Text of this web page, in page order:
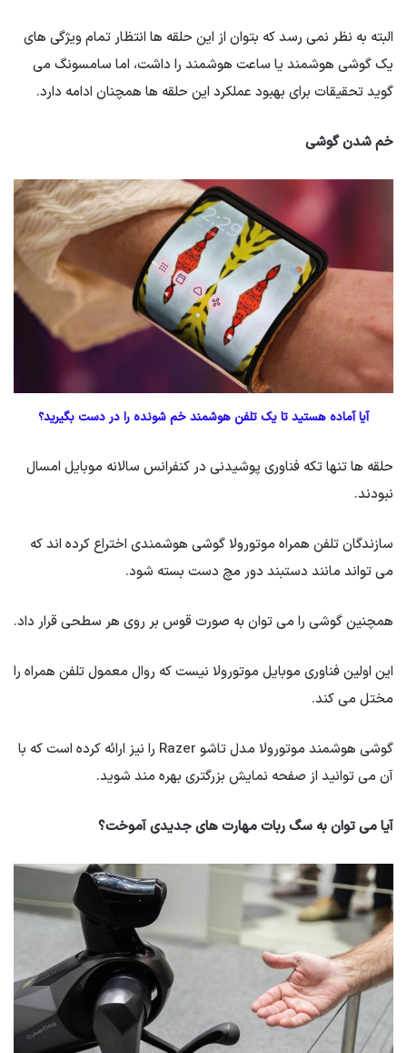
البته به نظر نمی رسد که بتوان از این حلقه ها انتظار تمام ویژگی های
یک گوشی هوشمند یا ساعت هوشمند را داشت، اما سامسونگ می
گوید تحقیقات برای بهبود عملکرد این حلقه ها همچنان ادامه دارد.
خم شدن گوشی
آیا آماده هستید تا یک تلفن هوشمند خم شونده را در دست بگیرید؟
حلقه ها تنها تکه فناوری پوشیدنی در کنفرانس سالانه موبایل امسال
نبودند.
سازندگان تلفن همراه موتورولا گوشی هوشمندی اختراع کرده اند که
می تواند مانند دستبند دور مچ دست بسته شود.
همچنین گوشی را می توان به صورت قوس بر روی هر سطحی قرار داد.
این اولین فناوری موبایل موتورولا نیست که روال معمول تلفن همراه را
مختل می کند.
گوشی هوشمند موتورولا مدل تاشو Razer را نیز ارائه کرده است که با
آن می توانید از صفحه نمایش بزرگتری بهره مند شوید.
آیا می توان به سگ ربات مهارت های جدیدی آموخت؟